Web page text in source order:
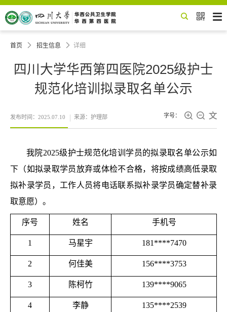
 
首页  招生信息  详细
四川大学华西第四医院2025级护士
规范化培训拟录取名单公示
发布时间：2025.07.10 来源：护理部 字号：   
我院2025级护士规范化培训学员的拟录取名单公示如
下（如拟录取学员放弃或体检不合格，将按成绩高低录取
拟补录学员，工作人员将电话联系拟补录学员确定替补录
取意愿）。
序号 姓名 手机号
1 马星宇 181 ****7470
2 何佳美 156****3753
3 陈柯竹 139****9065
4 李静 135****2539